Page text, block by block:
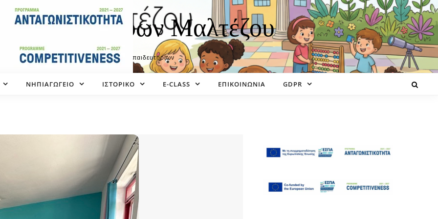
Αφων Μαλτέζου
Η επίσημη ιστοσελίδα των εκπαιδευτηρίων
ΝΗΠΙΑΓΩΓΕΙΟ ΙΣΤΟΡΙΚΌ E-CLASS ΕΠΙΚΟΙΝΩΝΙΑ GDPR